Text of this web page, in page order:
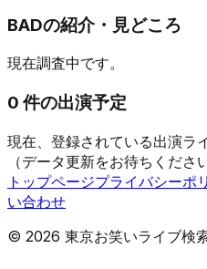
BADの紹介・見どころ
現在調査中です。
0 件の出演予定
現在、登録されている出演ラ
（データ更新をお待ちください
トップページプライバシーポ
い合わせ
© 2026 東京お笑いライブ検